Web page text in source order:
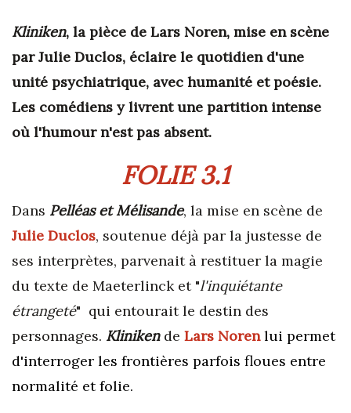
Kliniken, la pièce de Lars Noren, mise en scène
par Julie Duclos, éclaire le quotidien d'une
unité psychiatrique, avec humanité et poésie.
Les comédiens y livrent une partition intense
où l'humour n'est pas absent.
FOLIE 3.1
Dans Pelléas et Mélisande, la mise en scène de
Julie Duclos, soutenue déjà par la justesse de
ses interprètes, parvenait à restituer la magie
du texte de Maeterlinck et "l'inquiétante
étrangeté" qui entourait le destin des
personnages. Kliniken de Lars Norenlui permet
d'interroger les frontières parfois floues entre
normalité et folie.